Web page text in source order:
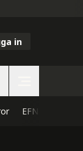
in
EFN Direkt